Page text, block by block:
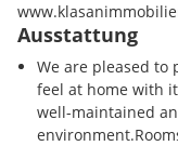
Ausstattung
We are pleased to
feel at home with
well-maintained